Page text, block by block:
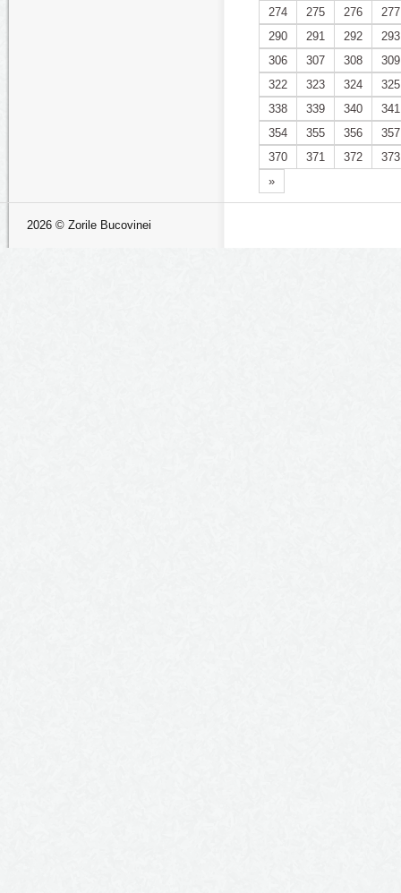
274
275 276
277
290
291 292
293
306
307 308
309
322
323 324
325
338
339 340
341
354
355 356
357
370
371 372
373
»
2026 © Zorile Bucovinei